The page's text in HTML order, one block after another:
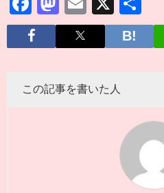
有
この記事を書いた人